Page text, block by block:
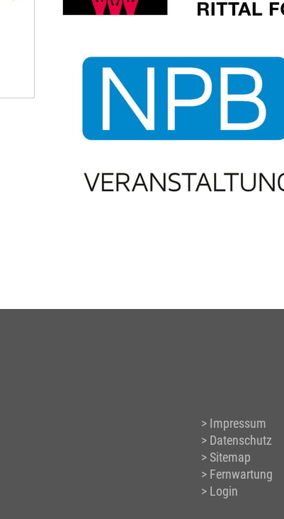
Impressum
Datenschutz
Sitemap
Fernwartung
Login